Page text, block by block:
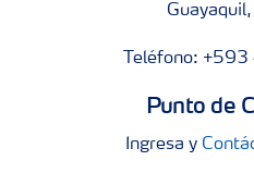
Teléfono:
Punto de
Ingresa y